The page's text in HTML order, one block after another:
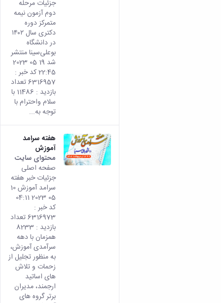
جزئیات مرحله
دوم آزمون نیمه
متمرکز دوره
دکتری سال ۱۴۰۲
در دانشگاه
بوعلی‌سینا منتشر
شد 19 05 2023
22:45 کد خبر :
6316957 تعداد
بازدید : 11486 با
سلام واحترام با
توجه به...
هفته سرامد
آموزش
محتوای سایت
صفحه اصلی
جزئیات خبر هفته
سرامد آموزش 10
05 2023 04:11
کد خبر :
6316973 تعداد
بازدید : 8233
همزمان با دهه
سرآمدی آموزش،
به منظور تجلیل از
زحمات و تلاش
های اساتید
ارجمند، مدیران
برتر گروه های